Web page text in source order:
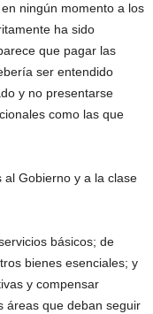
ningún momento a los
ha sido
que pagar las
ser entendido
y no presentarse
como las que
al Gobierno y a la clase
básicos; de
bienes esenciales; y
y compensar
áreas que deban seguir